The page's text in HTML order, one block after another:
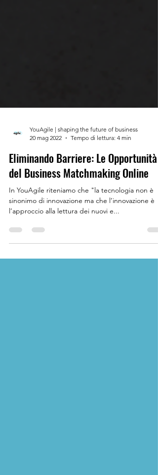
YouAgile | shaping the future of business
20 mag 2022
Tempo di lettura: 4 min
Eliminando Barriere: Le Opportunità
del Business Matchmaking Online
sinonimo di innovazione ma che l’innovazione è
l’approccio alla lettura dei nuovi e...